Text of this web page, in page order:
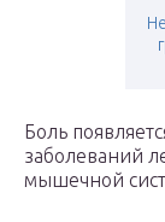
Боль
заболеваний
мышечной